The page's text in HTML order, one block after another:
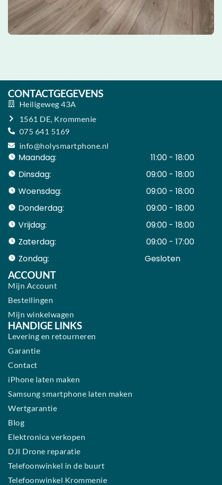
CONTACTGEGEVENS
Heiligeweg 43A
1561 DE, Krommenie
075 641 5169
info@holysmartphone.nl
Maandag:
11:00 - 18:00
Dinsdag:
09:00 - 18:00
Woensdag:
09:00 - 18:00
Donderdag:
09:00 - 18:00
Vrijdag:
09:00 - 18:00
Zaterdag:
09:00 - 17:00
Zondag:
Gesloten ​ ​ ​ ​ ​ ​ ​
ACCOUNT
Mijn Account
Bestellingen
Mijn winkelwagen
HANDIGE LINKS
Levering en retourneren
Garantie
Contact
iPhone laten maken
Samsung smartphone laten maken
Wertgarantie
Blog
Elektronica verkopen
DJI Drone reparatie
Telefoonwinkel in de buurt
Telefoonwinkel Krommenie